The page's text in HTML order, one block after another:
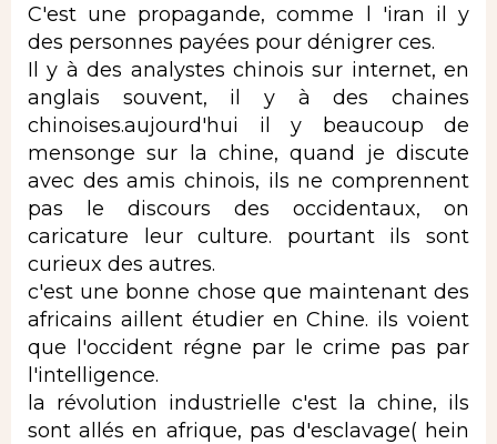
C'est une propagande, comme l 'iran il y
des personnes payées pour dénigrer ces.
Il y à des analystes chinois sur internet, en
anglais souvent, il y à des chaines
chinoises.aujourd'hui il y beaucoup de
mensonge sur la chine, quand je discute
avec des amis chinois, ils ne comprennent
pas le discours des occidentaux, on
caricature leur culture. pourtant ils sont
curieux des autres.
c'est une bonne chose que maintenant des
africains aillent étudier en Chine. ils voient
que l'occident régne par le crime pas par
l'intelligence.
la révolution industrielle c'est la chine, ils
sont allés en afrique, pas d'esclavage( hein